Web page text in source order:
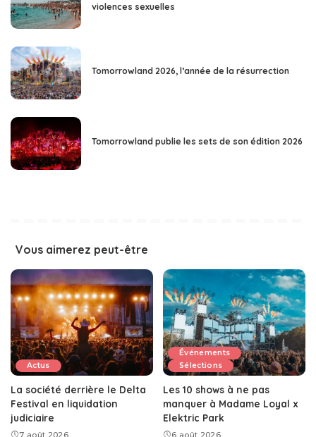
violences sexuelles
Tomorrowland 2026, l’année de la résurrection
Tomorrowland publie les sets de son édition 2026
Vous aimerez peut-être
Actus
La société derrière le Delta
Festival en liquidation
judiciaire
7 août 2026
Événements
Sélections
Les 10 shows à ne pas
manquer à Madame Loyal x
Elektric Park
6 août 2026